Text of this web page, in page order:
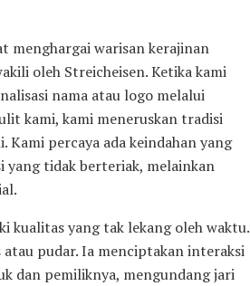
menghargai warisan kerajinan
oleh Streicheisen. Ketika kami
nama atau logo melalui
kami, kami meneruskan tradisi
Kami percaya ada keindahan yang
yang tidak berteriak, melainkan
kualitas yang tak lekang oleh waktu.
pudar. Ia menciptakan interaksi
dan pemiliknya, mengundang jari